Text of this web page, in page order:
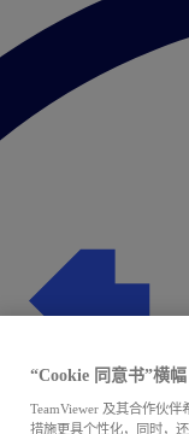
“Cookie 同意书”横幅
TeamViewer 及其合作伙
措施更具个性化，同时，